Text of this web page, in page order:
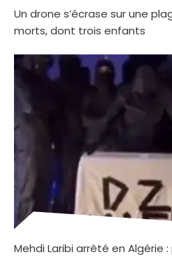
Un drone s’écrase sur une
morts, dont trois enfants
Mehdi Laribi arrêté en Algérie